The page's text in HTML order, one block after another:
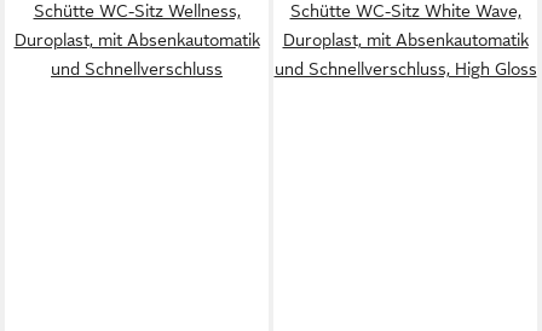
Schütte WC-Sitz Wellness,
Duroplast, mit Absenkautomatik
und Schnellverschluss
Schütte WC-Sitz White Wave,
Duroplast, mit Absenkautomatik
und Schnellverschluss, High Gloss